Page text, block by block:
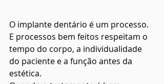
O implante dentário é um processo.
E processos bem feitos respeitam o
tempo do corpo, a individualidade
do paciente e a função antes da
estética.